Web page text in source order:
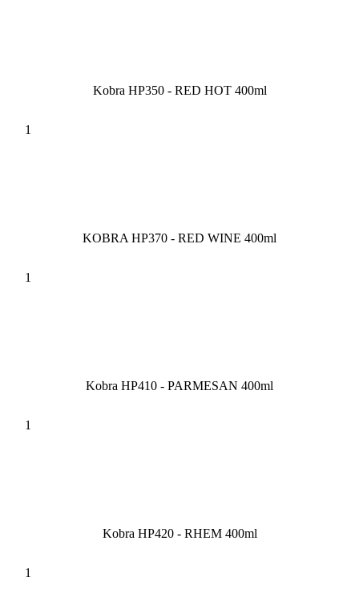
Kobra HP350 - RED HOT 400ml
KOBRA HP370 - RED WINE 400ml
Kobra HP410 - PARMESAN 400ml
Kobra HP420 - RHEM 400ml